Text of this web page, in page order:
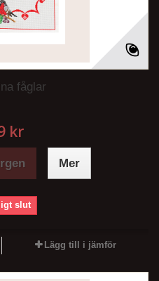
fåglar
kr
Mer
slut
Lägg till i jämför